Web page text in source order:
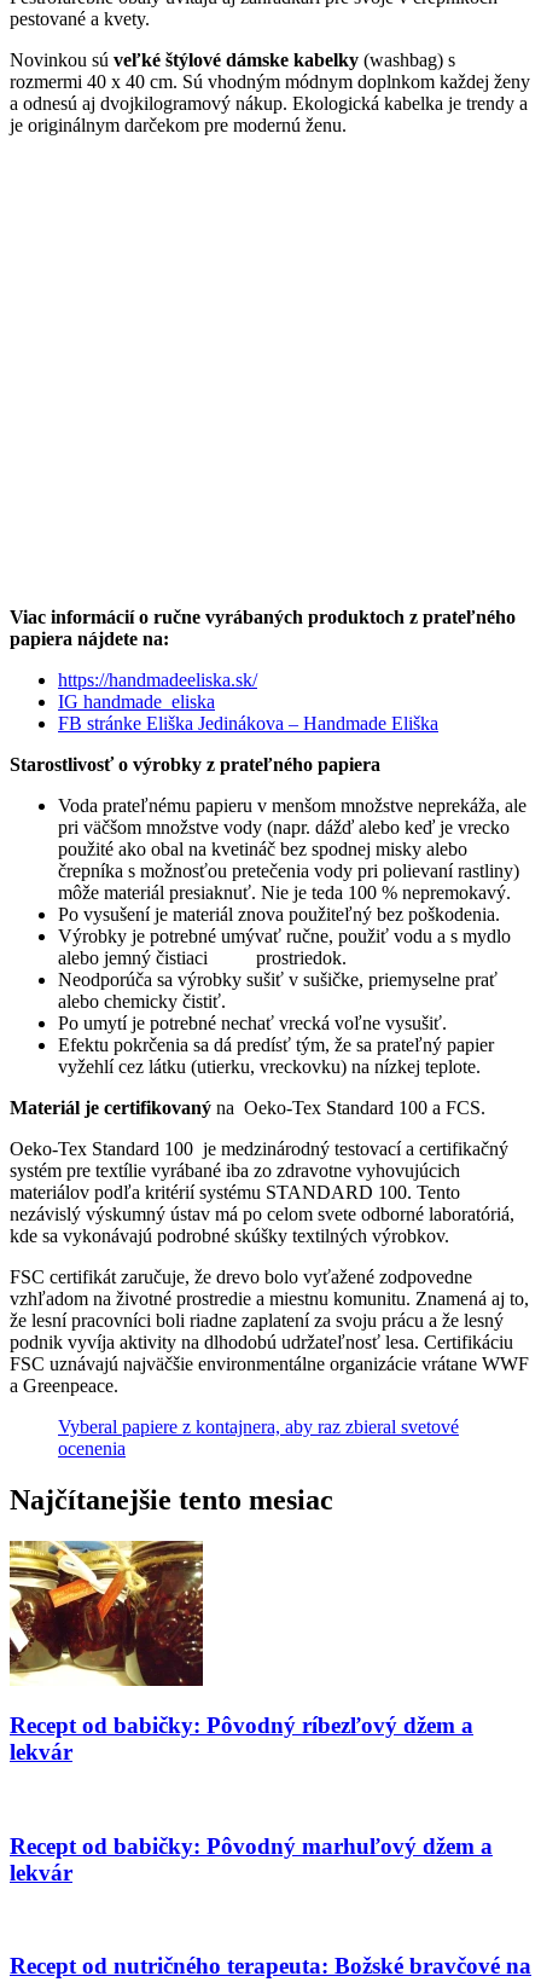
pestované a kvety.
Novinkou sú veľké štýlové dámske kabelky (washbag) s
rozmermi 40 x 40 cm. Sú vhodným módnym doplnkom každej ženy
a odnesú aj dvojkilogramový nákup. Ekologická kabelka je trendy a
je originálnym darčekom pre modernú ženu.
Viac informácií o ručne vyrábaných produktoch z prateľného
papiera nájdete na:
https://handmadeeliska.sk/
IG handmade_eliska
FB stránke Eliška Jedinákova – Handmade Eliška
Starostlivosť o výrobky z prateľného papiera
Voda prateľnému papieru v menšom množstve neprekáža, ale
pri väčšom množstve vody (napr. dážď alebo keď je vrecko
použité ako obal na kvetináč bez spodnej misky alebo
črepníka s možnosťou pretečenia vody pri polievaní rastliny)
môže materiál presiaknuť. Nie je teda 100 % nepremokavý.
Po vysušení je materiál znova použiteľný bez poškodenia.
Výrobky je potrebné umývať ručne, použiť vodu a s mydlo
alebo jemný čistiaci prostriedok.
Neodporúča sa výrobky sušiť v sušičke, priemyselne prať
alebo chemicky čistiť.
Po umytí je potrebné nechať vrecká voľne vysušiť.
Efektu pokrčenia sa dá predísť tým, že sa prateľný papier
vyžehlí cez látku (utierku, vreckovku) na nízkej teplote.
Materiál je certifikovaný na Oeko-Tex Standard 100 a FCS.
Oeko-Tex Standard 100 je medzinárodný testovací a certifikačný
systém pre textílie vyrábané iba zo zdravotne vyhovujúcich
materiálov podľa kritérií systému STANDARD 100. Tento
nezávislý výskumný ústav má po celom svete odborné laboratóriá,
kde sa vykonávajú podrobné skúšky textilných výrobkov.
FSC certifikát zaručuje, že drevo bolo vyťažené zodpovedne
vzhľadom na životné prostredie a miestnu komunitu. Znamená aj to,
že lesní pracovníci boli riadne zaplatení za svoju prácu a že lesný
podnik vyvíja aktivity na dlhodobú udržateľnosť lesa. Certifikáciu
FSC uznávajú najväčšie environmentálne organizácie vrátane WWF
a Greenpeace.
Vyberal papiere z kontajnera, aby raz zbieral svetové
ocenenia
Najčítanejšie tento mesiac
Recept od babičky: Pôvodný ríbezľový džem a
lekvár
Recept od babičky: Pôvodný marhuľový džem a
lekvár
Recept od nutričného terapeuta: Božské bravčové na